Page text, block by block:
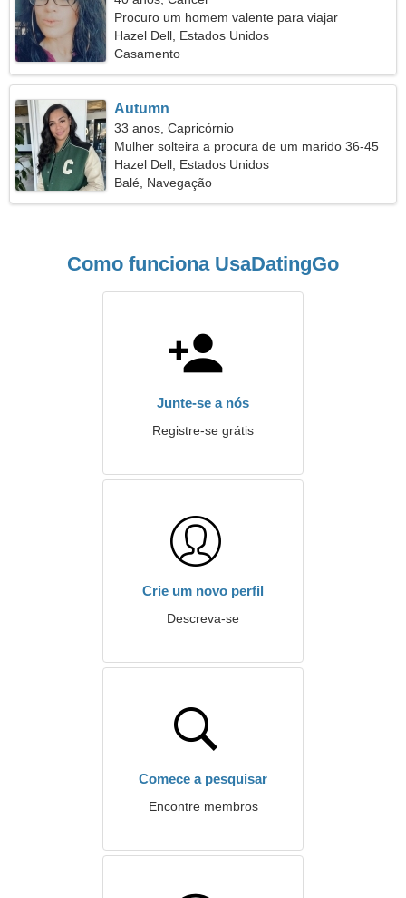
Procuro um homem valente para viajar
Hazel Dell, Estados Unidos
Casamento
Autumn
33 anos, Capricórnio
Mulher solteira a procura de um marido 36-45
Hazel Dell, Estados Unidos
Balé, Navegação
Como funciona UsaDatingGo
Junte-se a nós
Registre-se grátis
Crie um novo perfil
Descreva-se
Comece a pesquisar
Encontre membros